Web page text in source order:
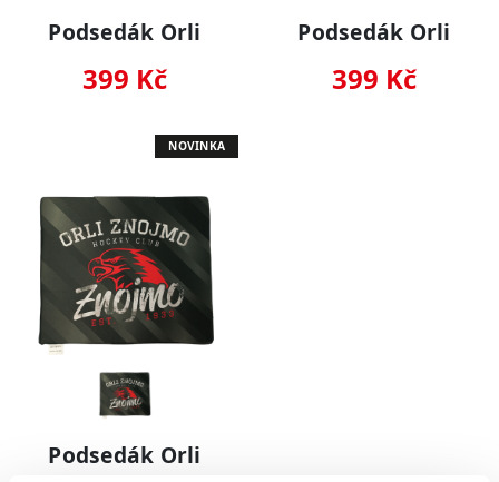
Podsedák Orli
399 Kč
Podsedák Orli
399 Kč
NOVINKA
Podsedák Orli